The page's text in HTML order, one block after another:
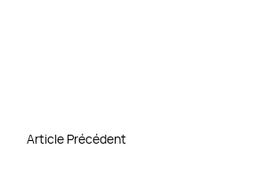
Article Précédent